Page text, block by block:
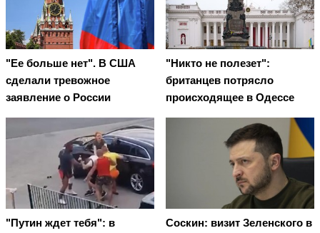
"Ее больше нет". В США
сделали тревожное
заявление о России
"Никто не полезет":
британцев потрясло
происходящее в Одессе
"Путин ждет тебя": в
Соскин: визит Зеленского в